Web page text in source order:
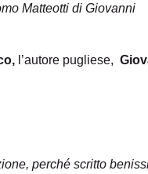
Matteotti di Giovanni
l’autore pugliese,
perché scritto